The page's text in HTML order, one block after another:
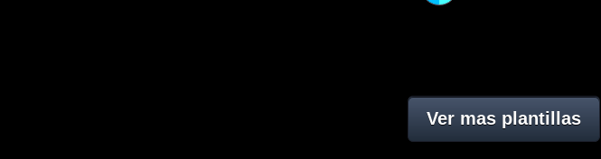
Ver mas plantillas